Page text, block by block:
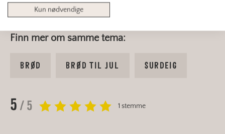
julefoccacia.
Finn mer om samme tema:
BRØD BRØD TIL JUL SURDEIG
5 / 5 1 stemme
Kun nødvendige